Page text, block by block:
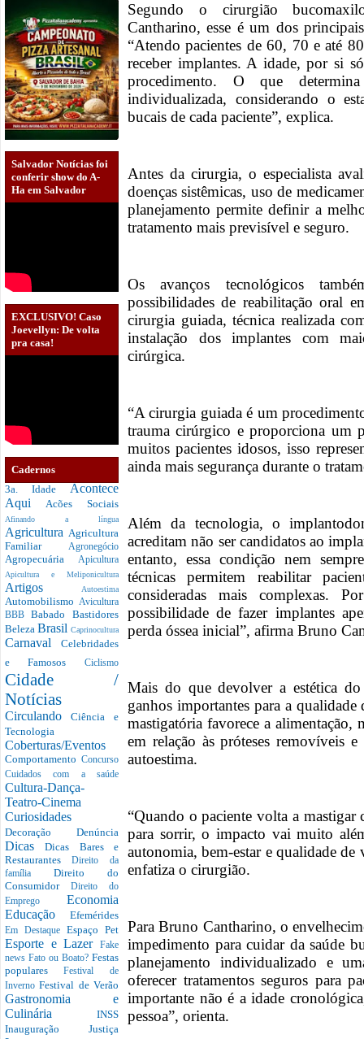
Salvador Notícias foi
conferir show do A-
Ha em Salvador
EXCLUSIVO! Caso
Joevellyn: De volta
pra casa!
Cadernos
3a. Idade Acontece
Aqui Acões Sociais
Afinando a língua
Agricultura Agricultura
Familiar Agronegócio
Agropecuária Apicultura
Apicultura e Meliponicultura
Artigos Autoestima
Automobilismo Avicultura
BBBBabado Bastidores
Beleza Brasil Caprinocultura
Carnaval Celebridades
e Famosos Ciclismo
Cidade /
Notícias
CirculandoCiência e
Tecnologia
Coberturas/Eventos
Comportamento Concurso
Cuidados com a saúde
Cultura-Dança-
Teatro-Cinema
Curiosidades
Decoração Denúncia
DicasDicas Bares e
RestaurantesDireito da
família Direito do
Consumidor Direito do
Emprego Economia
Educação Efemérides
Em Destaque Espaço Pet
Esporte e Lazer
Fake
news Fato ou Boato? Festas
popularesFestival de
InvernoFestival de Verão
Gastronomia e
Culinária INSS
Inauguração Justiça
Segundo o cirurgião
Cantharino, esse é um dos
“Atendo pacientes de 60, 70 e até
receber implantes. A idade, por si
procedimento. O que
individualizada, considerando o
bucais de cada paciente”, explica.
Antes da cirurgia, o especialista
doenças sistêmicas, uso de
planejamento permite definir a
tratamento mais previsível e seguro.
Os avanços tecnológicos
possibilidades de reabilitação oral
cirurgia guiada, técnica realizada
instalação dos implantes com
cirúrgica.
“A cirurgia guiada é um
trauma cirúrgico e proporciona um
muitos pacientes idosos, isso
ainda mais segurança durante o
Além da tecnologia, o
acreditam não ser candidatos ao
entanto, essa condição nem
técnicas permitem reabilitar
consideradas mais complexas.
possibilidade de fazer implantes
perda óssea inicial”, afirma Bruno
Mais do que devolver a estética
ganhos importantes para a
mastigatória favorece a alimentação,
em relação às próteses removíveis
autoestima.
“Quando o paciente volta a mastigar
para sorrir, o impacto vai muito
autonomia, bem-estar e qualidade de
enfatiza o cirurgião.
Para Bruno Cantharino, o
impedimento para cuidar da saúde
planejamento individualizado e
oferecer tratamentos seguros para
importante não é a idade
pessoa”, orienta.